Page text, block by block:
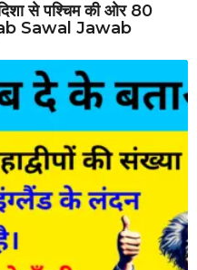
से पश्चिम की ओर 80
Sawal Jawab